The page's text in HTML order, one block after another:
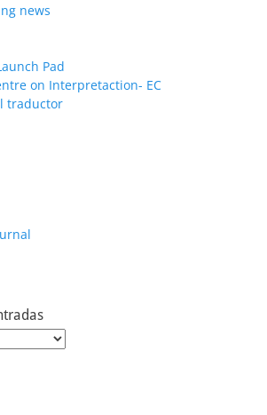
news
Pad
on Interpretaction- EC
traductor